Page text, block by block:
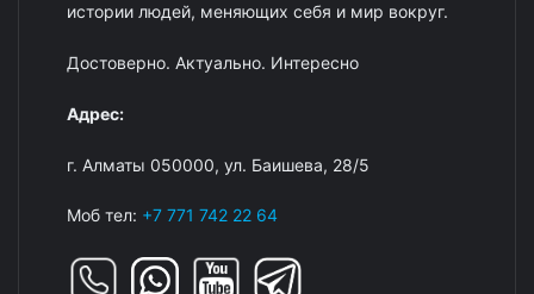
истории людей, меняющих себя и мир вокруг.
Достоверно. Актуально. Интересно
Адрес:
г. Алматы 050000, ул. Баишева, 28/5
Моб тел: +7 771 742 22 64